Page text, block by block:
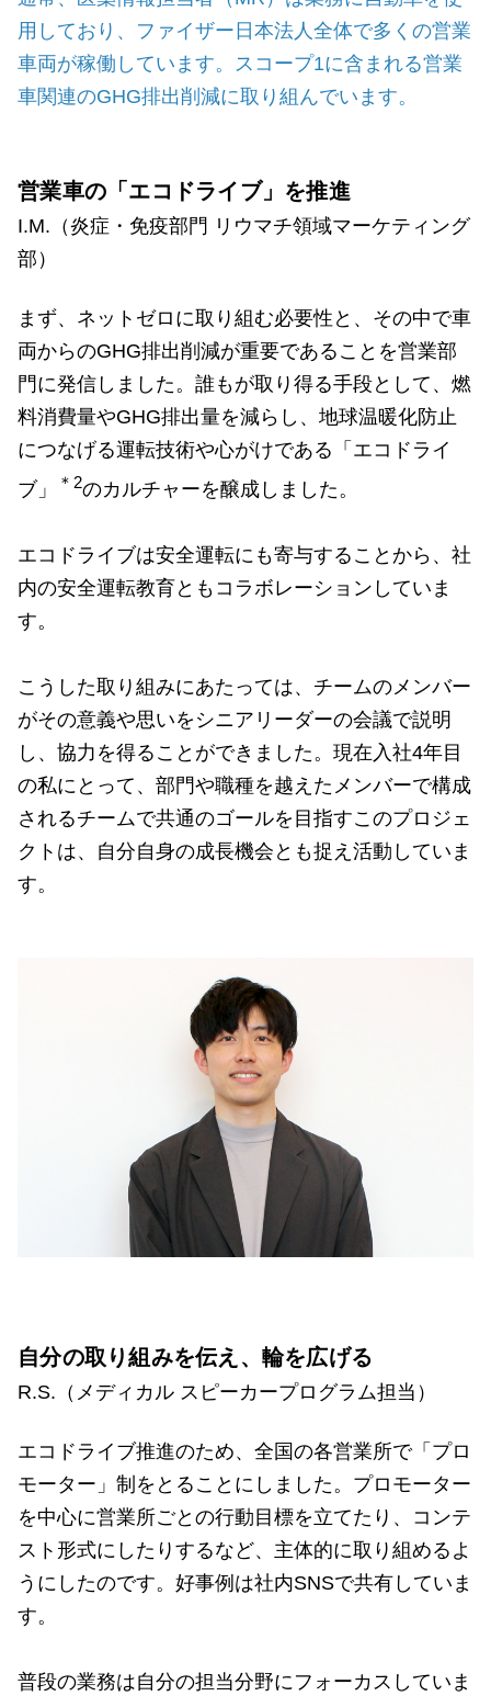
用しており、ファイザー日本法人全体で多くの営業
車両が稼働しています。スコープ1に含まれる営業
車関連のGHG排出削減に取り組んでいます。
営業車の「エコドライブ」を推進
I.M.（炎症・免疫部門 リウマチ領域マーケティング
部）
まず、ネットゼロに取り組む必要性と、その中で車
両からのGHG排出削減が重要であることを営業部
門に発信しました。誰もが取り得る手段として、燃
料消費量やGHG排出量を減らし、地球温暖化防止
につなげる運転技術や心がけである「エコドライ
ブ」
＊2のカルチャーを醸成しました。
エコドライブは安全運転にも寄与することから、社
内の安全運転教育ともコラボレーションしていま
す。
こうした取り組みにあたっては、チームのメンバー
がその意義や思いをシニアリーダーの会議で説明
し、協力を得ることができました。現在入社4年目
の私にとって、部門や職種を越えたメンバーで構成
されるチームで共通のゴールを目指すこのプロジェ
クトは、自分自身の成長機会とも捉え活動していま
す。
自分の取り組みを伝え、輪を広げる
R.S.（メディカル スピーカープログラム担当）
エコドライブ推進のため、全国の各営業所で「プロ
モーター」制をとることにしました。プロモーター
を中心に営業所ごとの行動目標を立てたり、コンテ
スト形式にしたりするなど、主体的に取り組めるよ
うにしたのです。好事例は社内SNSで共有していま
す。
普段の業務は自分の担当分野にフォーカスしていま